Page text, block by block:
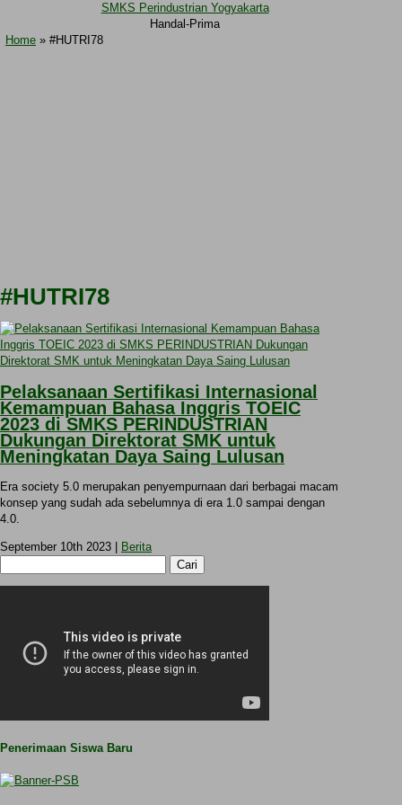
SMKS Perindustrian Yogyakarta
Handal-Prima
Home » #HUTRI78
#HUTRI78
Pelaksanaan Sertifikasi Internasional
Kemampuan Bahasa Inggris TOEIC
2023 di SMKS PERINDUSTRIAN
Dukungan Direktorat SMK untuk
Meningkatan Daya Saing Lulusan
Era society 5.0 merupakan penyempurnaan dari berbagai macam
konsep yang sudah ada sebelumnya di era 1.0 sampai dengan
4.0.
September 10th 2023 |
Berita
untuk:
Penerimaan Siswa Baru